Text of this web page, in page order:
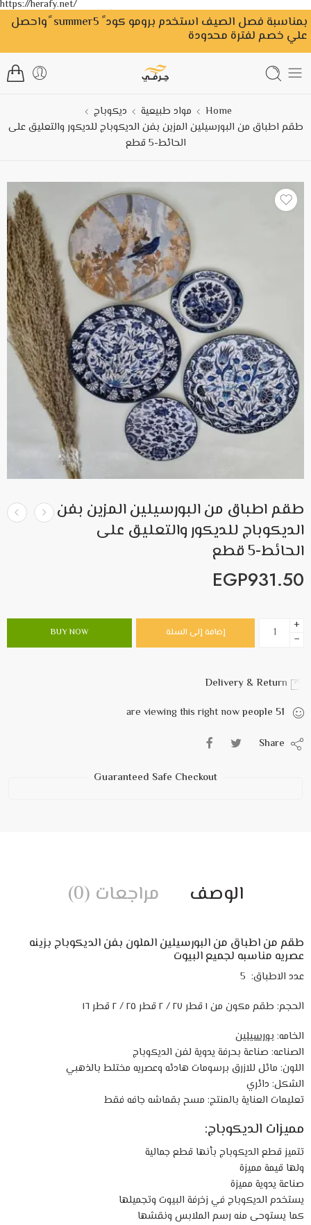
https://herafy.net/
بمناسبة فصل الصيف استخدم برومو كود ً summer5 ًواحصل
علي خصم لفترة محدودة
Home مواد طبيعية
ديكوباج
طقم اطباق من البورسيلين المزين بفن الديكوباج للديكور والتعليق على
الحائط-5 قطع
طقم اطباق من البورسيلين المزين بفن
الديكوباج للديكور والتعليق على
الحائط-5 قطع
EGP931.50
+
−
إضافة إلى السلة BUY NOW
51
people
Guaranteed Safe Checkout
الوصف مراجعات (0)
طقم من اطباق من البورسيلين الملون بفن الديكوباج بزينه
عصريه مناسبه لجميع البيوت
عدد الاطباق: 5
الحجم: طقم مكون من ١ قطر ٢٧ / ٢ قطر ٢٥ / ٢ قطر ١٦
الخامه:بورسيلين
الصناعه: صناعة بحرفة يدوية لفن الديكوباج
اللون: مائل للازرق برسومات هادئه وعصريه مختلط بالذهبي
الشكل: دائري
تعليمات العناية بالمنتج: مسح بقماشه جافه فقط
مميزات الديكوباج:
تتميز قطع الديكوباج بأنها قطع جمالية
ولها قيمة مميزة
صناعة يدوية مميزة
يستخدم الديكوباج في زخرفة البيوت وتجميلها
كما يستوحى منه رسم الملابس ونقشها